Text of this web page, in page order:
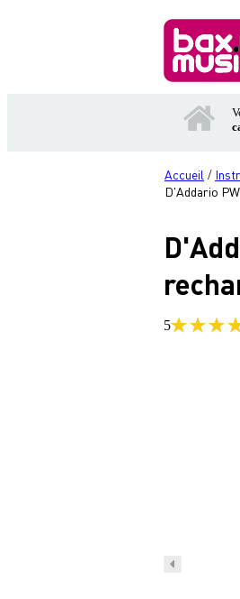
Accueil /
D'Addario
5